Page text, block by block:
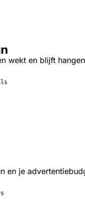
wekt en blijft
en je